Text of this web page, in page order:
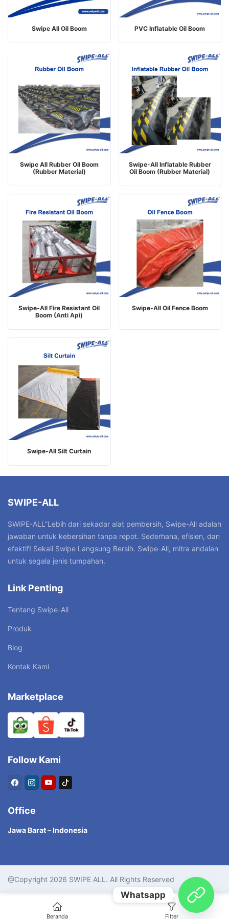
Swipe All Oil Boom PVC Inflatable Oil Boom
Swipe All Rubber Oil Boom
(Rubber Material)
Swipe-All Inflatable Rubber
Oil Boom (Rubber Material)
Swipe-All Fire Resistant Oil
Boom (Anti Api)
Swipe-All Oil Fence Boom
Swipe-All Silt Curtain
SWIPE-ALL
SWIPE-ALL”Lebih dari sekadar alat pembersih, Swipe-All adalah
jawaban untuk kebersihan tanpa repot. Sederhana, efisien, dan
efektif! Sekali Swipe Langsung Bersih. Swipe-All, mitra andalan
untuk segala jenis tumpahan.
Link Penting
Tentang Swipe-All
Produk
Blog
Kontak Kami
Marketplace
Follow Kami
Office
Jawa Barat – Indonesia
@Copyright 2026 SWIPE ALL. All Rights Reserved
Beranda Filter
Whatsapp